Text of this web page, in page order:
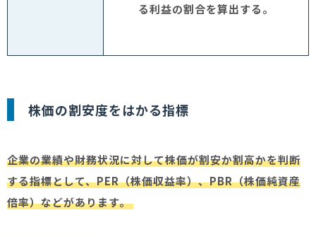
る利益の割合を算出する。
株価の割安度をはかる指標
企業の業績や財務状況に対して株価が割安か割高かを判断
する指標として、PER（株価収益率）、PBR（株価純資産
倍率）などがあります。